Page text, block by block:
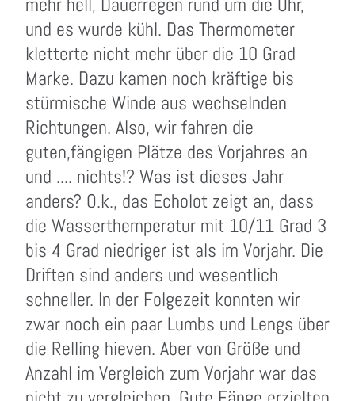
und es wurde kühl. Das Thermometer
kletterte nicht mehr über die 10 Grad
Marke. Dazu kamen noch kräftige bis
stürmische Winde aus wechselnden
Richtungen. Also, wir fahren die
guten,fängigen Plätze des Vorjahres an
und .... nichts!? Was ist dieses Jahr
anders? O.k., das Echolot zeigt an, dass
die Wasserthemperatur mit 10/11 Grad 3
bis 4 Grad niedriger ist als im Vorjahr. Die
Driften sind anders und wesentlich
schneller. In der Folgezeit konnten wir
zwar noch ein paar Lumbs und Lengs über
die Relling hieven. Aber von Größe und
Anzahl im Vergleich zum Vorjahr war das